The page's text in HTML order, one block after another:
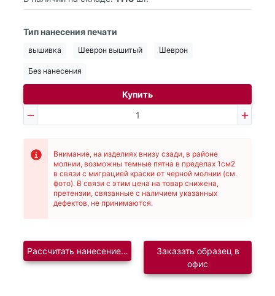
Тип нанесения печати
вышивка Шеврон вышитый Шеврон
Без нанесения
Купить
Внимание, на изделиях внизу сзади, в районе
молнии, возможны темные пятна в пределах 1см2
в связи с миграцией краски от черной молнии (см.
фото). В связи с этим цена на товар снижена,
претензии, связанные с наличием указанных
дефектов, не принимаются.
Рассчитать нанесение логотипаЗаказать образец в
офис